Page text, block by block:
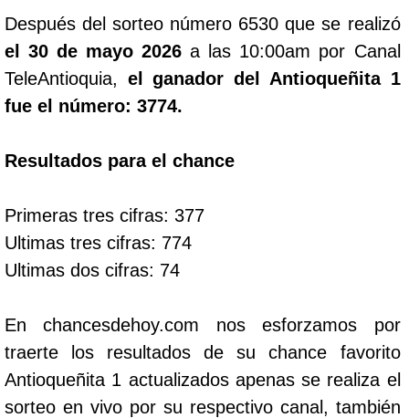
Después del sorteo número 6530 que se realizó
el 30 de mayo 2026 a las 10:00am por Canal
TeleAntioquia, el ganador del Antioqueñita 1
fue el número: 3774.
Resultados para el chance
Primeras tres cifras: 377
Ultimas tres cifras: 774
Ultimas dos cifras: 74
En chancesdehoy.com nos esforzamos por
traerte los resultados de su chance favorito
Antioqueñita 1 actualizados apenas se realiza el
sorteo en vivo por su respectivo canal, también